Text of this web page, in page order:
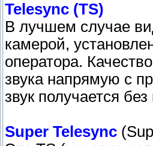
Telesync (TS)
В лучшем случае
камерой,
оператора.
звука напрямую с
звук получается
Super Telesync